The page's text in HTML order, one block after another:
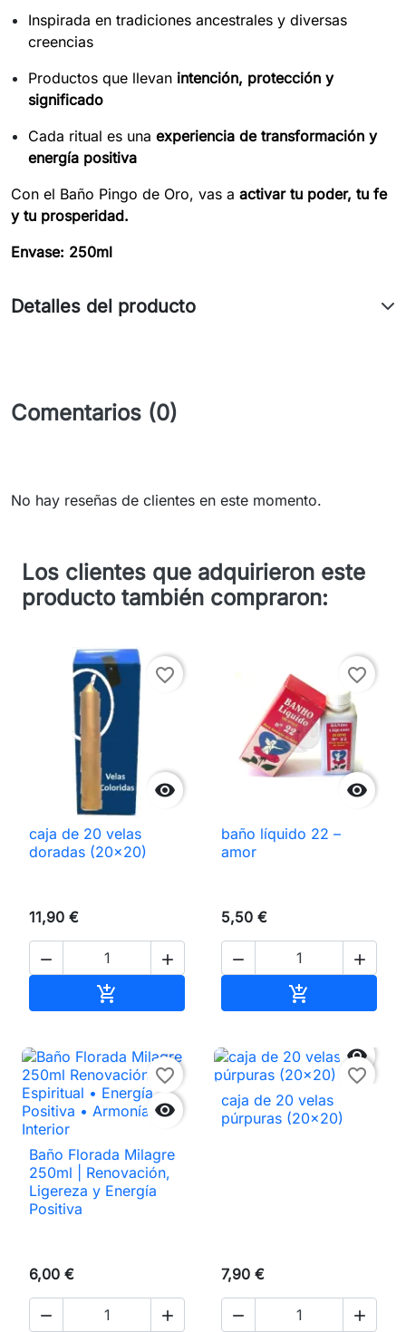
Inspirada en tradiciones ancestrales y diversas
creencias
Productos que llevan intención, protección y
significado
Cada ritual es unaexperiencia de transformación y
energía positiva
Con el Baño Pingo de Oro, vas a activar tu poder, tu fe
y tu prosperidad.
Envase: 250ml
Detalles del producto
Comentarios (0)
No hay reseñas de clientes en este momento.
Los clientes que adquirieron este
producto también compraron:

favorite_border
caja de 20 velas
doradas (20×20)
11,90 €
 


favorite_border
baño líquido 22 –
amor
5,50 €
 


favorite_border
Baño Florada Milagre
250ml | Renovación,
Ligereza y Energía
Positiva
6,00 €
 

favorite_border
caja de 20 velas
púrpuras (20×20)
7,90 €
 